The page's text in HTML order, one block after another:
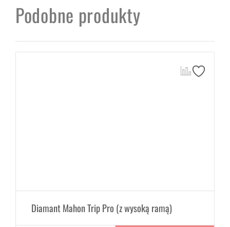
Podobne produkty
Diamant Mahon Trip Pro (z wysoką ramą)